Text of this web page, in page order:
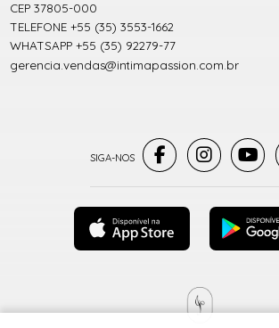
CEP 37805-000
TELEFONE +55 (35) 3553-1662
WHATSAPP +55 (35) 92279-77
gerencia.vendas@intimapassion.com.br